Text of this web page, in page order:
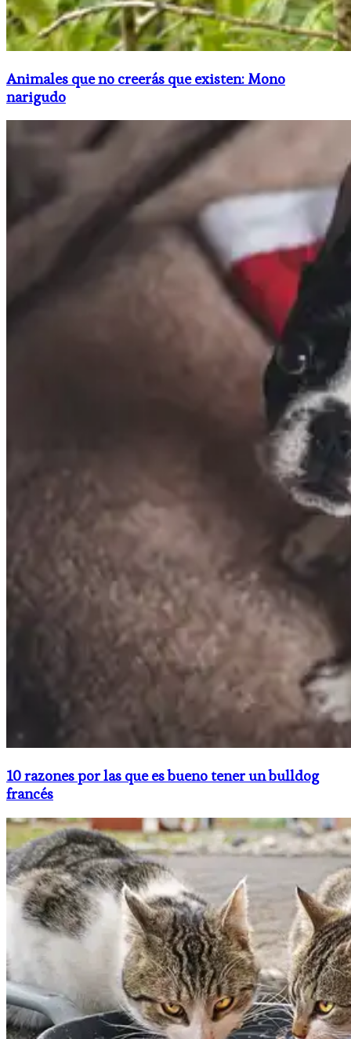
Animales que no creerás que existen: Mono
narigudo
10 razones por las que es bueno tener un bulldog
francés